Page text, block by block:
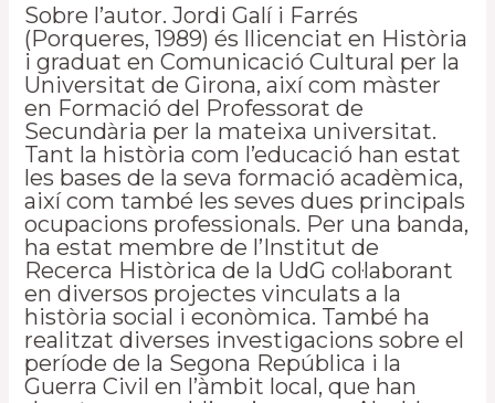
Sobre l’autor. Jordi Galí i Farrés
(Porqueres, 1989) és llicenciat en Història
i graduat en Comunicació Cultural per la
Universitat de Girona, així com màster
en Formació del Professorat de
Secundària per la mateixa universitat.
Tant la història com l’educació han estat
les bases de la seva formació acadèmica,
així com també les seves dues principals
ocupacions professionals. Per una banda,
ha estat membre de l’Institut de
Recerca Històrica de la UdG col·laborant
en diversos projectes vinculats a la
història social i econòmica. També ha
realitzat diverses investigacions sobre el
període de la Segona República i la
Guerra Civil en l’àmbit local, que han